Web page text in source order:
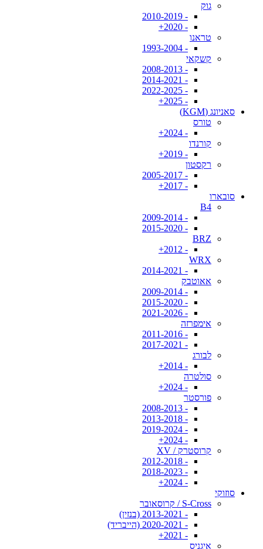
גוק
- 2010-2019
- 2020+
טראנו
- 1993-2004
קשקאי
- 2008-2013
- 2014-2021
- 2022-2025
- 2025+
סאניונג (KGM)
טורס
- 2024+
קורנדו
- 2019+
רקסטון
- 2005-2017
- 2017+
סובארו
B4
- 2009-2014
- 2015-2020
BRZ
- 2012+
WRX
- 2014-2021
אאוטבק
- 2009-2014
- 2015-2020
- 2021-2026
אימפרזה
- 2011-2016
- 2017-2021
לבורג
- 2014+
סולטרה
- 2024+
פורסטר
- 2008-2013
- 2013-2018
- 2019-2024
- 2024+
קרוסטרק / XV
- 2012-2018
- 2018-2023
- 2024+
סוזוקי
S-Cross / קרוסאובר
- 2013-2021 (בנזין)
- 2020-2021 (הייבריד)
- 2021+
איגניס